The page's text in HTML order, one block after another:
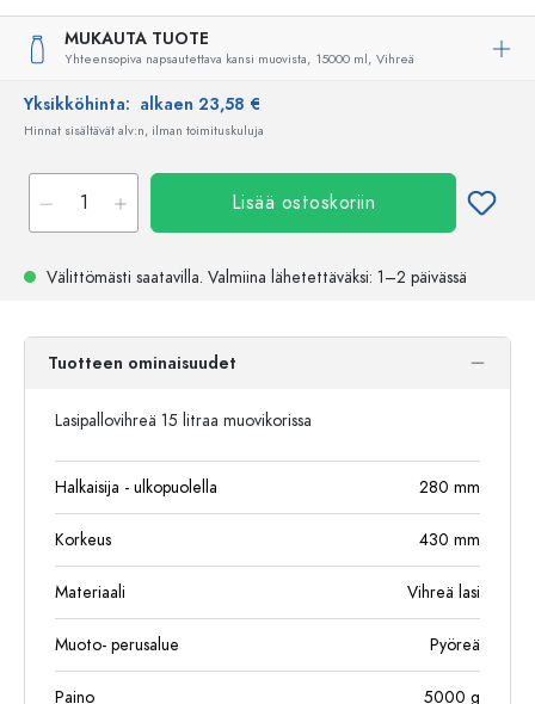
MUKAUTA TUOTE
Yhteensopiva napsautettava kansi muovista, 15000 ml, Vihreä
Yksikköhinta: alkaen 23,58 €
Hinnat sisältävät alv:n, ilman toimituskuluja
Lisää ostoskoriin
Välittömästi saatavilla. Valmiina lähetettäväksi: 1–2 päivässä
Tuotteen ominaisuudet
Lasipallovihreä 15 litraa muovikorissa
Halkaisija - ulkopuolella 280 mm
Korkeus 430 mm
Materiaali Vihreä lasi
Muoto- perusalue Pyöreä
Paino 5000 g